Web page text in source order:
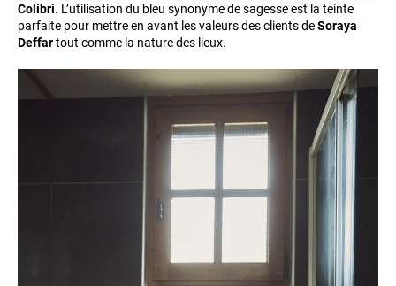
Colibri. L’utilisation du bleu synonyme de sagesse est la teinte
parfaite pour mettre en avant les valeurs des clients deSoraya
Deffartout comme la nature des lieux.